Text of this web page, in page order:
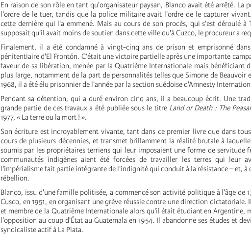
En raison de son rôle en tant qu'organisateur paysan, Blanco avait été arrêté. La
l'ordre de le tuer, tandis que la police militaire avait l'ordre de le capturer
cette dernière qui l'a emmené. Mais au cours de son procès, qui s'est déroulé à
supposait qu'il avait moins de soutien dans cette ville qu'à Cuzco, le procureur a
Finalement, il a été condamné à vingt-cinq ans de prison et emprisonné
pénitentiaire d'El Frontón. C’était une victoire partielle après une importante
faveur de sa libération, menée par la Quatrième Internationale mais bénéficiant
plus large, notamment de la part de personnalités telles que Simone de Beauvoir
1968, il a été élu prisonnier de l'année par la section suédoise d'Amnesty
Pendant sa détention, qui a duré environ cinq ans, il a beaucoup écrit. Une
grande partie de ces travaux a été publiée sous le titre Land or Death : The
1977, « La terre ou la mort ! ».
Son écriture est incroyablement vivante, tant dans ce premier livre que dans
cours de plusieurs décennies, et transmet brillamment la réalité brutale à
soumis par les propriétaires terriens qui leur imposaient une forme de servitude
communautés indigènes aient été forcées de travailler les terres qui leur
l'impérialisme fait partie intégrante de l'indignité qui conduit à la résistance – et, à
rébellion.
Blanco, issu d'une famille politisée, a commencé son activité politique à l'âge de
Cusco, en 1951, en organisant une grève réussie contre une direction dictatoriale.
et membre de la Quatrième Internationale alors qu'il était étudiant en Argentine,
l'opposition au coup d'État au Guatemala en 1954. Il abandonne ses études et
syndicaliste actif à La Plata.